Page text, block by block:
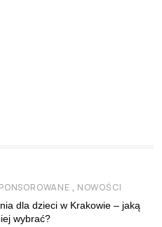
, NOWOŚCI
dla dzieci w Krakowie – jaką
wybrać?